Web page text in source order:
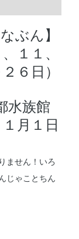
ぶん】
１１、
６日）
水族館
月１日
ません！いろ
じゃことちん